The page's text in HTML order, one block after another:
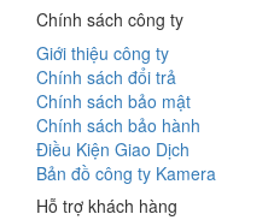
Chính sách công ty
Giới thiệu công ty
Chính sách đổi trả
Chính sách bảo mật
Chính sách bảo hành
Điều Kiện Giao Dịch
Bản đồ công ty Kamera
Hỗ trợ khách hàng